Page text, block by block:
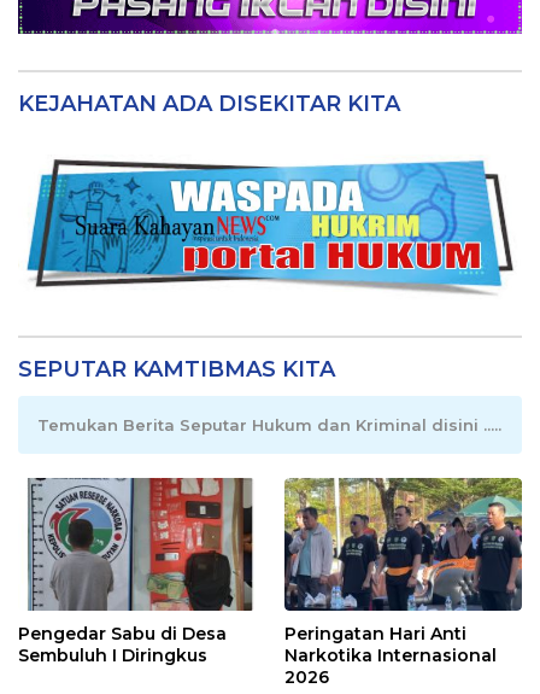
KEJAHATAN ADA DISEKITAR KITA
SEPUTAR KAMTIBMAS KITA
Temukan Berita Seputar Hukum dan Kriminal disini .....
Pengedar Sabu di Desa
Sembuluh I Diringkus
Peringatan Hari Anti
Narkotika Internasional
2026